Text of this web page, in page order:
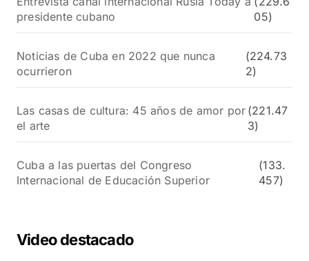
presidente cubano
05)
Noticias de Cuba en 2022 que nunca
ocurrieron
(224.73
2)
Las casas de cultura: 45 años de amor por
el arte
(221.47
3)
Cuba a las puertas del Congreso
Internacional de Educación Superior
(133.
457)
Video destacado